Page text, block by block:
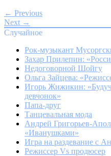
← Previous
Next →
Случайное
Рок-музыкант
Захар Прилепин:
Недоговорной Шойгу
Ольга Зайцева:
Игорь Жижикин:
девчонок»
Папа-друг
Танцевальная мода
Андрей Григорьев-
«Иванушками»
Игра на раздевание с
Режиссер Vs продюсер